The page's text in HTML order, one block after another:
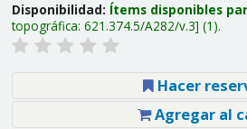
Disponibilidad: Ítems disponibles
topográfica: 621.374.5/A282/v.3 (1).
Hacer
Agregar al